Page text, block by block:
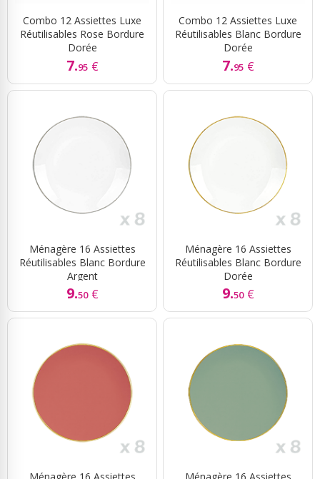
Combo 12 Assiettes Luxe
Réutilisables Rose Bordure
Dorée
7.95 €
Combo 12 Assiettes Luxe
Réutilisables Blanc Bordure
Dorée
7.95 €
Ménagère 16 Assiettes
Réutilisables Blanc Bordure
Argent
9.50 €
Ménagère 16 Assiettes
Réutilisables Blanc Bordure
Dorée
9.50 €